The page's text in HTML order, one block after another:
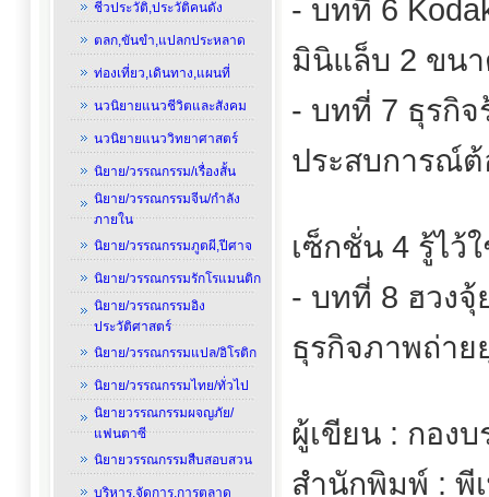
ชีวประวัติ,ประวัติคนดัง
ตลก,ขันขำ,แปลกประหลาด
ท่องเที่ยว,เดินทาง,แผนที่
นวนิยายแนวชีวิตและสังคม
นวนิยายแนววิทยาศาสตร์
นิยาย/วรรณกรรม/เรื่องสั้น
นิยาย/วรรณกรรมจีน/กำลัง
ภายใน
นิยาย/วรรณกรรมภูตผี,ปีศาจ
นิยาย/วรรณกรรมรักโรแมนติก
นิยาย/วรรณกรรมอิง
ประวัติศาสตร์
นิยาย/วรรณกรรมแปล/อิโรติก
นิยาย/วรรณกรรมไทย/ทั่วไป
นิยายวรรณกรรมผจญภัย/
แฟนตาซี
นิยายวรรณกรรมสืบสอบสวน
บริหาร,จัดการ,การตลาด
- บทที่ 6
มินิแล็บ 2 ขน
- บทที่ 7 ธุรกิ
ประสบการณ์
เซ็กชั่น 4 รู้ไว้
- บทที่ 8 ฮวงจุ้
ธุรกิจภาพถ่า
ผู้เขียน : กอง
สำนักพิมพ์ : พี